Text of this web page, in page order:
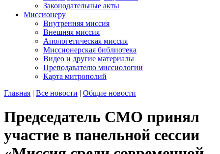
Законодательные акты
Миссионеру
Внутренняя миссия
Внешняя миссия
Апологетическая миссия
Миссионерская библиотека
Видео и другие материалы
Преподавателю миссиологии
Карта митрополий
Главная | Все новости | Общие новости
Председатель СМО принял
участие в панельной сессии